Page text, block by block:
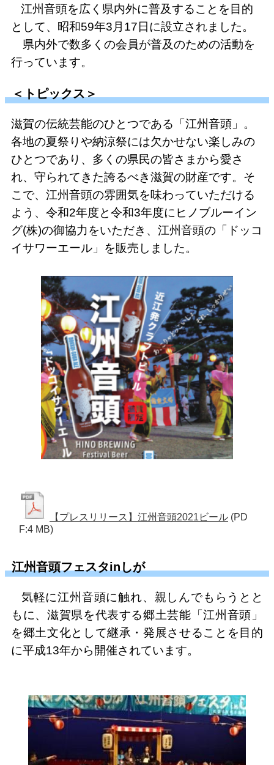
江州音頭を広く県内外に普及することを目的
として、昭和59年3月17日に設立されました。
県内外で数多くの会員が普及のための活動を
行っています。
＜トピックス＞
滋賀の伝統芸能のひとつである「江州音頭」。
各地の夏祭りや納涼祭には欠かせない楽しみの
ひとつであり、多くの県民の皆さまから愛さ
れ、守られてきた誇るべき滋賀の財産です。そ
こで、江州音頭の雰囲気を味わっていただける
よう、令和2年度と令和3年度にヒノブルーイン
グ(株)の御協力をいただき、江州音頭の「ドッコ
イサワーエール」を販売しました。
【プレスリリース】江州音頭2021ビール (PD
F:4 MB)
江州音頭フェスタinしが
気軽に江州音頭に触れ、親しんでもらうとと
もに、滋賀県を代表する郷土芸能「江州音頭」
を郷土文化として継承・発展させることを目的
に平成13年から開催されています。